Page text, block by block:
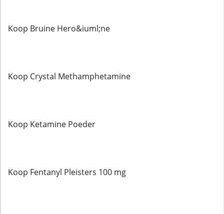
Koop Bruine Hero&iuml;ne
Koop Crystal Methamphetamine
Koop Ketamine Poeder
Koop Fentanyl Pleisters 100 mg